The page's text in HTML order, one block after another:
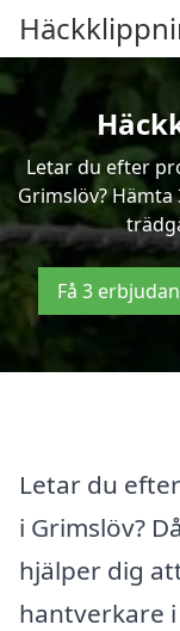
Letar du efter
Grimslöv?
Få 3
Letar du
i Grimslöv?
hjälper dig
hantverkare